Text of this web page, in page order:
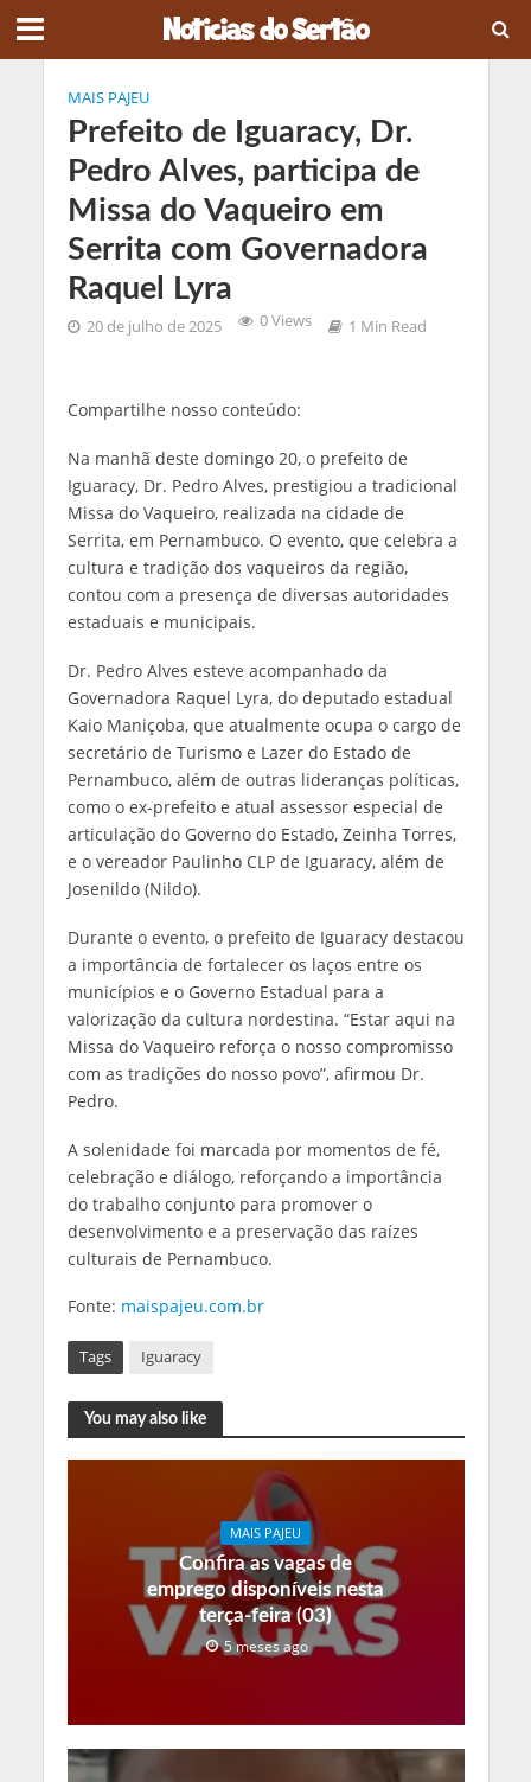
MAIS PAJEU
Prefeito de Iguaracy, Dr.
Pedro Alves, participa de
Missa do Vaqueiro em
Serrita com Governadora
Raquel Lyra
20 de julho de 2025 0 Views 1 Min Read
Compartilhe nosso conteúdo:
Na manhã deste domingo 20, o prefeito de
Iguaracy, Dr. Pedro Alves, prestigiou a tradicional
Missa do Vaqueiro, realizada na cidade de
Serrita, em Pernambuco. O evento, que celebra a
cultura e tradição dos vaqueiros da região,
contou com a presença de diversas autoridades
estaduais e municipais.
Dr. Pedro Alves esteve acompanhado da
Governadora Raquel Lyra, do deputado estadual
Kaio Maniçoba, que atualmente ocupa o cargo de
secretário de Turismo e Lazer do Estado de
Pernambuco, além de outras lideranças políticas,
como o ex-prefeito e atual assessor especial de
articulação do Governo do Estado, Zeinha Torres,
e o vereador Paulinho CLP de Iguaracy, além de
Josenildo (Nildo).
Durante o evento, o prefeito de Iguaracy destacou
a importância de fortalecer os laços entre os
municípios e o Governo Estadual para a
valorização da cultura nordestina. “Estar aqui na
Missa do Vaqueiro reforça o nosso compromisso
com as tradições do nosso povo”, afirmou Dr.
Pedro.
A solenidade foi marcada por momentos de fé,
celebração e diálogo, reforçando a importância
do trabalho conjunto para promover o
desenvolvimento e a preservação das raízes
culturais de Pernambuco.
Fonte: maispajeu.com.br
Tags Iguaracy
You may also like
MAIS PAJEU
Confira as vagas de
emprego disponíveis nesta
terça-feira (03)
5 meses ago